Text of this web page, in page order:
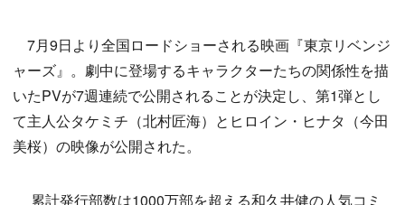
7月9日より全国ロードショーされる映画『東京リベンジ
ャーズ』。劇中に登場するキャラクターたちの関係性を描
いたPVが7週連続で公開されることが決定し、第1弾とし
て主人公タケミチ（北村匠海）とヒロイン・ヒナタ（今田
美桜）の映像が公開された。
累計発行部数は1000万部を超える和久井健の人気コミ